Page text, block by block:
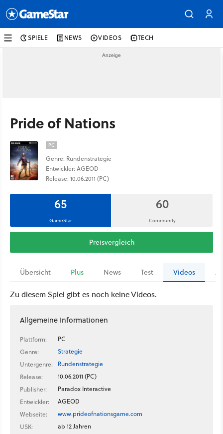
SPIELE NEWS VIDEOS TECH
Pride of Nations
PC
Genre: Rundenstrategie
Entwickler: AGEOD
Release: 10.06.2011 (PC)
65
GameStar
60
Community
Preisvergleich
Übersicht Plus News Test Videos
Zu diesem Spiel gibt es noch keine Videos.
Allgemeine Informationen
Plattform:
PC
Genre:
Strategie
Untergenre:
Rundenstrategie
Release:
10.06.2011 (PC)
Publisher:
Paradox Interactive
Entwickler:
AGEOD
Webseite:
www.prideofnationsgame.com
USK:
ab 12 Jahren